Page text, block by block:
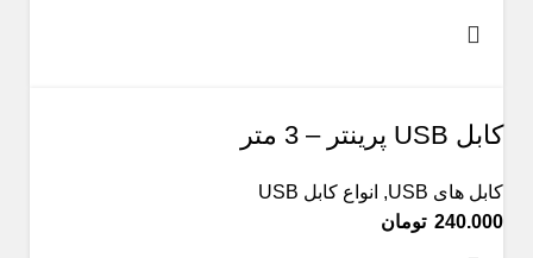
کابل USB پرینتر – 3 متر
کابل های USB , انواع کابل USB
تومان